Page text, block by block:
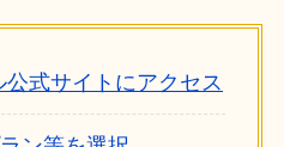
式サイトにアクセス